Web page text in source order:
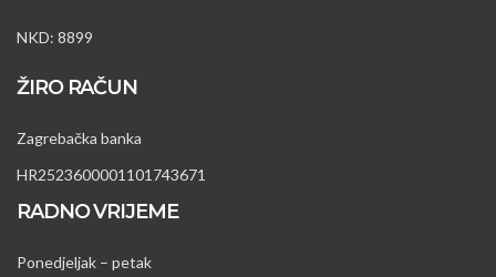
NKD: 8899
ŽIRO RAČUN
Zagrebačka banka
HR2523600001101743671
RADNO VRIJEME
Ponedjeljak – petak